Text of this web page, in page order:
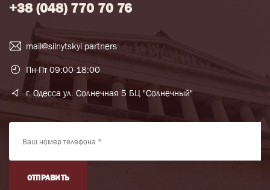
+38 (048) 770 70 76
mail@silnytskyi.partners
Пн-Пт 09:00-18:00
г. Одесса ул. Солнечная 5 БЦ "Солнечный"
ОТПРАВИТЬ